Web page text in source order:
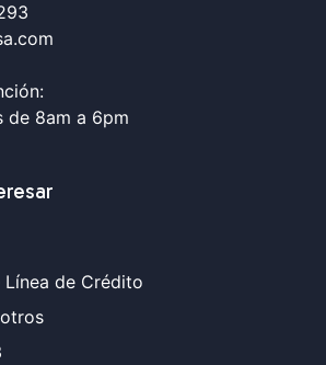
de 8am a 6pm
de Crédito